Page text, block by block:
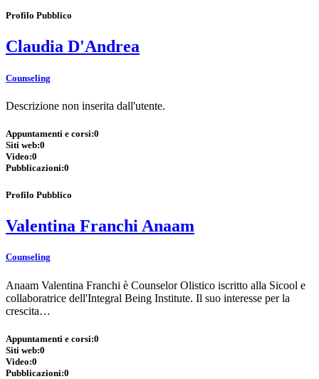
Profilo Pubblico
Claudia D'Andrea
Counseling
Descrizione non inserita dall'utente.
Appuntamenti e corsi:0
Siti web:0
Video:0
Pubblicazioni:0
Profilo Pubblico
Valentina Franchi Anaam
Counseling
Anaam Valentina Franchi è Counselor Olistico iscritto alla Sicool e
collaboratrice dell'Integral Being Institute. Il suo interesse per la
crescita…
Appuntamenti e corsi:0
Siti web:0
Video:0
Pubblicazioni:0